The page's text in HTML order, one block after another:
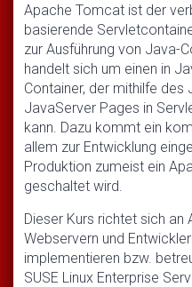
Apache Tomcat ist der
basierende
zur Ausführung von Java-
handelt sich um einen in
Container, der mithilfe
JavaServer Pages in
kann. Dazu kommt ein
allem zur Entwicklung
Produktion zumeist ein
geschaltet wird.
Dieser Kurs richtet sich an
Webservern und
implementieren bzw.
SUSE Linux Enterprise